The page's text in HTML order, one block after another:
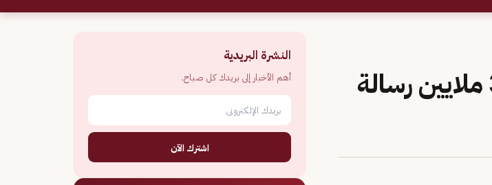
«الشؤون الإسلامية» تبث أكثر من 3 ملايين رسالة
النشرة البريدية
أهم الأخبار إلى بريدك كل صباح.
اشترك الآن